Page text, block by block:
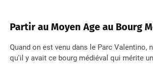
Partir au Moyen Age au Bourg
Quand on est venu dans le Parc Valentino,
qu'il y avait ce bourg médiéval qui mérite